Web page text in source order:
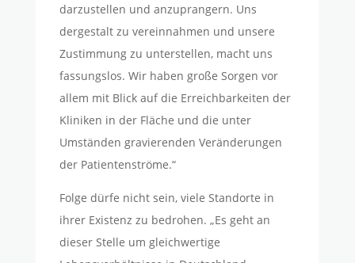
darzustellen und anzuprangern. Uns
dergestalt zu vereinnahmen und unsere
Zustimmung zu unterstellen, macht uns
fassungslos. Wir haben große Sorgen vor
allem mit Blick auf die Erreichbarkeiten der
Kliniken in der Fläche und die unter
Umständen gravierenden Veränderungen
der Patientenströme.“
Folge dürfe nicht sein, viele Standorte in
ihrer Existenz zu bedrohen. „Es geht an
dieser Stelle um gleichwertige